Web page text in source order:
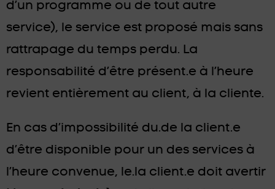
d’un programme ou de tout autre
service), le service est proposé mais sans
rattrapage du temps perdu. La
responsabilité d’être présent.e à l’heure
revient entièrement au client, à la cliente.
En cas d’impossibilité du.de la client.e
d’être disponible pour un des services à
l’heure convenue, le.la client.e doit avertir